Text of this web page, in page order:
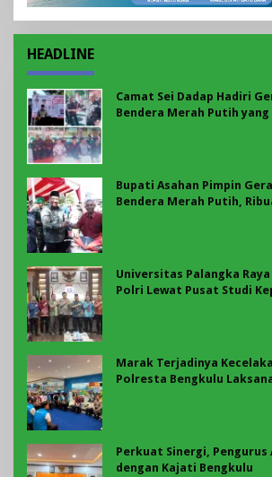
HEADLINE
Camat Sei Dadap Hadiri
Bendera Merah Putih
Bupati Asahan Pimpin
Bendera Merah Putih,
Universitas Palangka
Polri Lewat Pusat Studi
Marak Terjadinya
Polresta Bengkulu
Perkuat Sinergi, Pengurus
dengan Kajati Bengkulu